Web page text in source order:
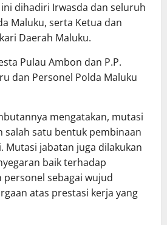
ini dihadiri Irwasda dan seluruh
Maluku, serta Ketua dan
Daerah Maluku.
Pulau Ambon dan P.P.
dan Personel Polda Maluku
mengatakan, mutasi
salah satu bentuk pembinaan
Mutasi jabatan juga dilakukan
baik terhadap
sebagai wujud
atas prestasi kerja yang